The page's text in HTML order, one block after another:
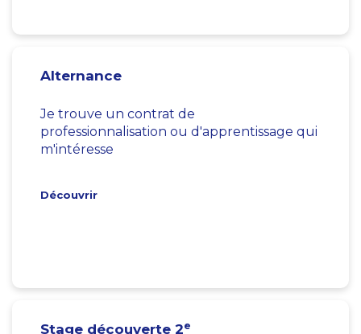
Alternance
Je trouve un contrat de
professionnalisation ou d'apprentissage qui
m'intéresse
Découvrir
Stage découverte 2e